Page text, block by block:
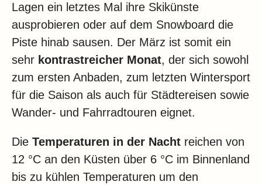
Lagen ein letztes Mal ihre Skikünste
ausprobieren oder auf dem Snowboard die
Piste hinab sausen. Der März ist somit ein
sehr kontrastreicher Monat, der sich sowohl
zum ersten Anbaden, zum letzten Wintersport
für die Saison als auch für Städtereisen sowie
Wander- und Fahrradtouren eignet.
Die Temperaturen in der Nacht reichen von
12 °C an den Küsten über 6 °C im Binnenland
bis zu kühlen Temperaturen um den